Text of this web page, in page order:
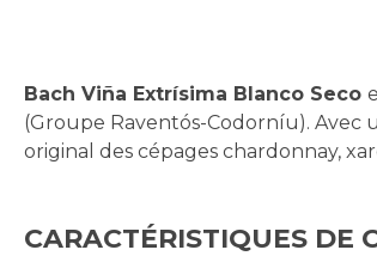
of
the
images
Bach Viña Extrísima Blanco Seco
(Groupe Raventós-Codorníu). Avec
original des cépages chardonnay,
CARACTÉRISTIQUES DE